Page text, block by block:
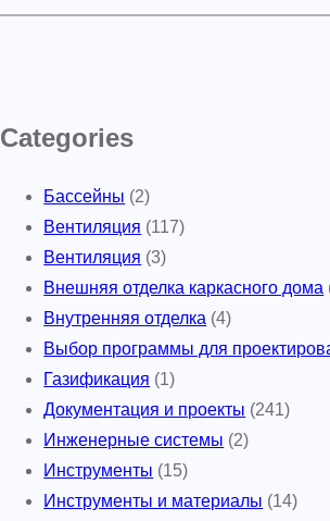
Categories
Бассейны (2)
Вентиляция (117)
Вентиляция (3)
Внешняя отделка каркасного дома
Внутренняя отделка (4)
Выбор программы для
Газификация (1)
Документация и проекты (241)
Инженерные системы (2)
Инструменты (15)
Инструменты и материалы (14)